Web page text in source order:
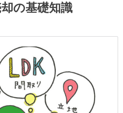
の基礎知識